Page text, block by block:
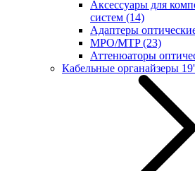
Аксессуары для
систем (14)
Адаптеры
MPO/MTP(23)
Аттенюаторы
Кабельные органайзеры